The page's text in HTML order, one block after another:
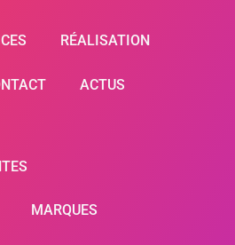
RÉALISATION
ACTUS
MARQUES